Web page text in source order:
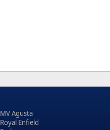
MV Agusta
Royal Enfield